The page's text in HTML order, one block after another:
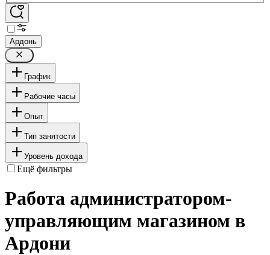
Ардонь
График
Рабочие часы
Опыт
Тип занятости
Уровень дохода
Ещё фильтры
Работа администратором-
управляющим магазином в
Ардони